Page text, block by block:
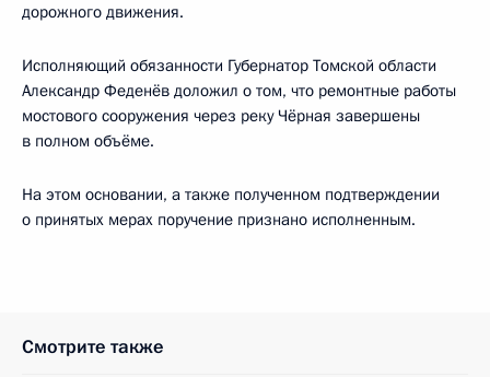
дорожного движения.
Исполняющий обязанности Губернатор Томской области
Александр Феденёв доложил о том, что ремонтные работы
мостового сооружения через реку Чёрная завершены
в полном объёме.
На этом основании, а также полученном подтверждении
о принятых мерах поручение признано исполненным.
Смотрите также